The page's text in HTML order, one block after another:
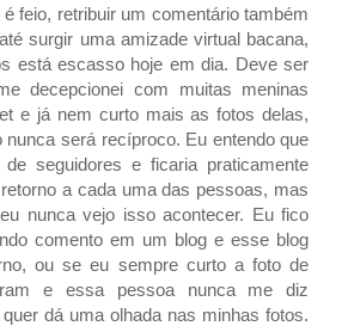
feio, retribuir um comentário também
surgir uma amizade virtual bacana,
está escasso hoje em dia. Deve ser
decepcionei com muitas meninas
e já nem curto mais as fotos delas,
nunca será recíproco. Eu entendo que
seguidores e ficaria praticamente
a cada uma das pessoas, mas
nunca vejo isso acontecer. Eu fico
comento em um blog e esse blog
ou se eu sempre curto a foto de
e essa pessoa nunca me diz
dá uma olhada nas minhas fotos.